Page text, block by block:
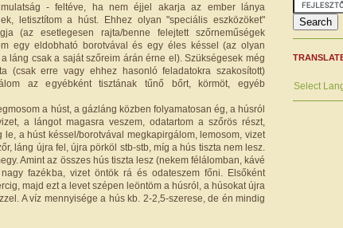
- feltéve, ha nem éjjel akarja az ember lánya
letisztítom a húst. Ehhez olyan "speciális eszközöket"
(az esetlegesen rajta/benne felejtett szőrneműségek
egy eldobható borotvával és egy éles késsel (az olyan
láng csak a saját szőreim árán érne el). Szükségesek még
(csak erre vagy ehhez hasonló feladatokra szakosított)
az egyébként tisztának tűnő bőrt, körmöt, egyéb
a húst, a gázláng közben folyamatosan ég, a húsról
a lángot magasra veszem, odatartom a szőrös részt,
a húst késsel/borotvával megkapirgálom, lemosom, vizet
láng újra fel, újra pörköl stb-stb, míg a hús tiszta nem lesz.
Amint az összes hús tiszta lesz (nekem félálomban, kávé
fazékba, vizet öntök rá és odateszem főni. Elsőként
majd ezt a levet szépen leöntöm a húsról, a húsokat újra
A víz mennyisége a hús kb. 2-2,5-szerese, de én mindig
Select